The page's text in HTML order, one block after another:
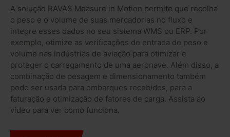
A solução RAVAS Measure in Motion permite que recolha
o peso e o volume de suas mercadorias no fluxo e
integre esses dados no seu sistema WMS ou ERP. Por
exemplo, otimize as verificações de entrada de peso e
volume nas indústrias de aviação para otimizar e
proteger o carregamento de uma aeronave. Além disso, a
combinação de pesagem e dimensionamento também
pode ser usada para embarques recebidos, para a
faturação e otimização de fatores de carga. Assista ao
vídeo para ver como funciona.